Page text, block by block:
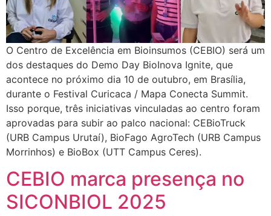
O Centro de Excelência em Bioinsumos (CEBIO) será um
dos destaques do Demo Day BioInova Ignite, que
acontece no próximo dia 10 de outubro, em Brasília,
durante o Festival Curicaca / Mapa Conecta Summit.
Isso porque, três iniciativas vinculadas ao centro foram
aprovadas para subir ao palco nacional: CEBioTruck
(URB Campus Urutaí), BioFago AgroTech (URB Campus
Morrinhos) e BioBox (UTT Campus Ceres).
CEBIO marca presença no
SICONBIOL 2025